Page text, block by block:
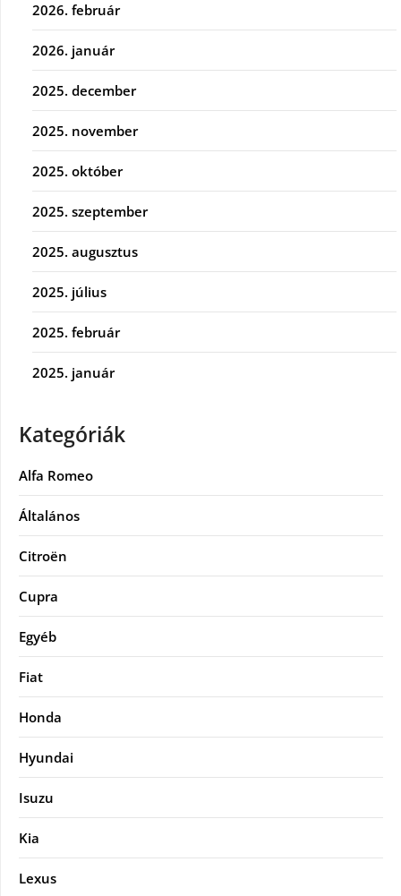
2026. február
2026. január
2025. december
2025. november
2025. október
2025. szeptember
2025. augusztus
2025. július
2025. február
2025. január
Kategóriák
Alfa Romeo
Általános
Citroën
Cupra
Egyéb
Fiat
Honda
Hyundai
Isuzu
Kia
Lexus